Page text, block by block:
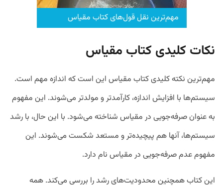
مهم‌ترین نقل قول‌های کتاب مقیاس
نکات کلیدی کتاب مقیاس
مهم‌ترین نکته کلیدی کتاب مقیاس این است که اندازه مهم است.
سیستم‌ها با افزایش اندازه، کارآمدتر و مولدتر می‌شوند. این مفهوم
به عنوان صرفه‌جویی در مقیاس شناخته می‌شود. با این حال، با رشد
سیستم‌ها، آنها هم پیچیده‌تر و مستعد شکست می‌شوند. این
مفهوم عدم صرفه‌جویی در مقیاس نام دارد.
این کتاب همچنین محدودیت‌های رشد را بررسی می‌کند. همه